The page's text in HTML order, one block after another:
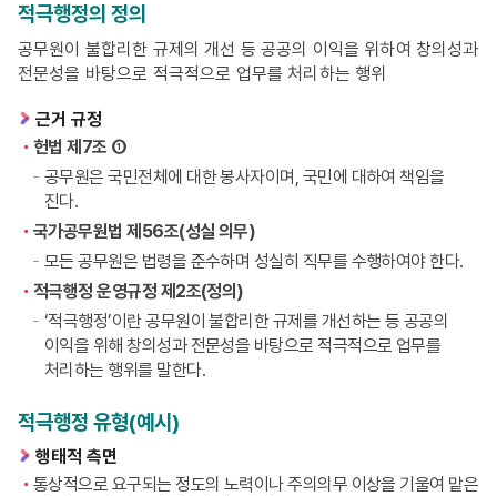
적극행정의 정의
공무원이 불합리한 규제의 개선 등 공공의 이익을 위하여 창의성과
전문성을 바탕으로 적극적으로 업무를 처리하는 행위
근거 규정
헌법 제7조 ①
공무원은 국민전체에 대한 봉사자이며, 국민에 대하여 책임을
진다.
국가공무원법 제56조(성실 의무)
모든 공무원은 법령을 준수하며 성실히 직무를 수행하여야 한다.
적극행정 운영규정 제2조(정의)
‘적극행정’이란 공무원이 불합리한 규제를 개선하는 등 공공의
이익을 위해 창의성과 전문성을 바탕으로 적극적으로 업무를
처리하는 행위를 말한다.
적극행정 유형(예시)
행태적 측면
통상적으로 요구되는 정도의 노력이나 주의의무 이상을 기울여 맡은